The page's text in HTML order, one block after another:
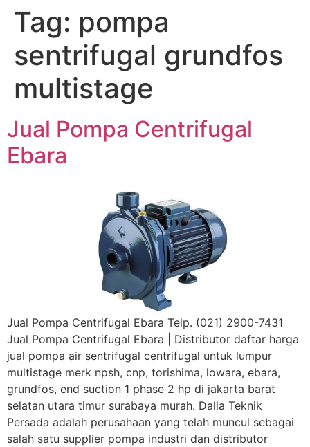
Lewati
konten
Tag: pompa
sentrifugal grundfos
multistage
Jual Pompa Centrifugal
Ebara
Jual Pompa Centrifugal Ebara Telp. (021) 2900-7431
Jual Pompa Centrifugal Ebara | Distributor daftar harga
jual pompa air sentrifugal centrifugal untuk lumpur
multistage merk npsh, cnp, torishima, lowara, ebara,
grundfos, end suction 1 phase 2 hp di jakarta barat
selatan utara timur surabaya murah. Dalla Teknik
Persada adalah perusahaan yang telah muncul sebagai
salah satu supplier pompa industri dan distributor